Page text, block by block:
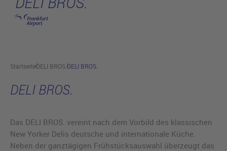
Hauptinhalt anspringen
StartseiteDELI BROS.DELI BROS.
DELI BROS.
Das DELI BROS. vereint nach dem Vorbild des klassischen
New Yorker Delis deutsche und internationale Küche.
Neben der ganztägigen Frühstücksauswahl überzeugt das